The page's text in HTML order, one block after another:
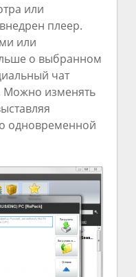
или
плеер.
или
о выбранном
чат
Можно изменять
одновременной